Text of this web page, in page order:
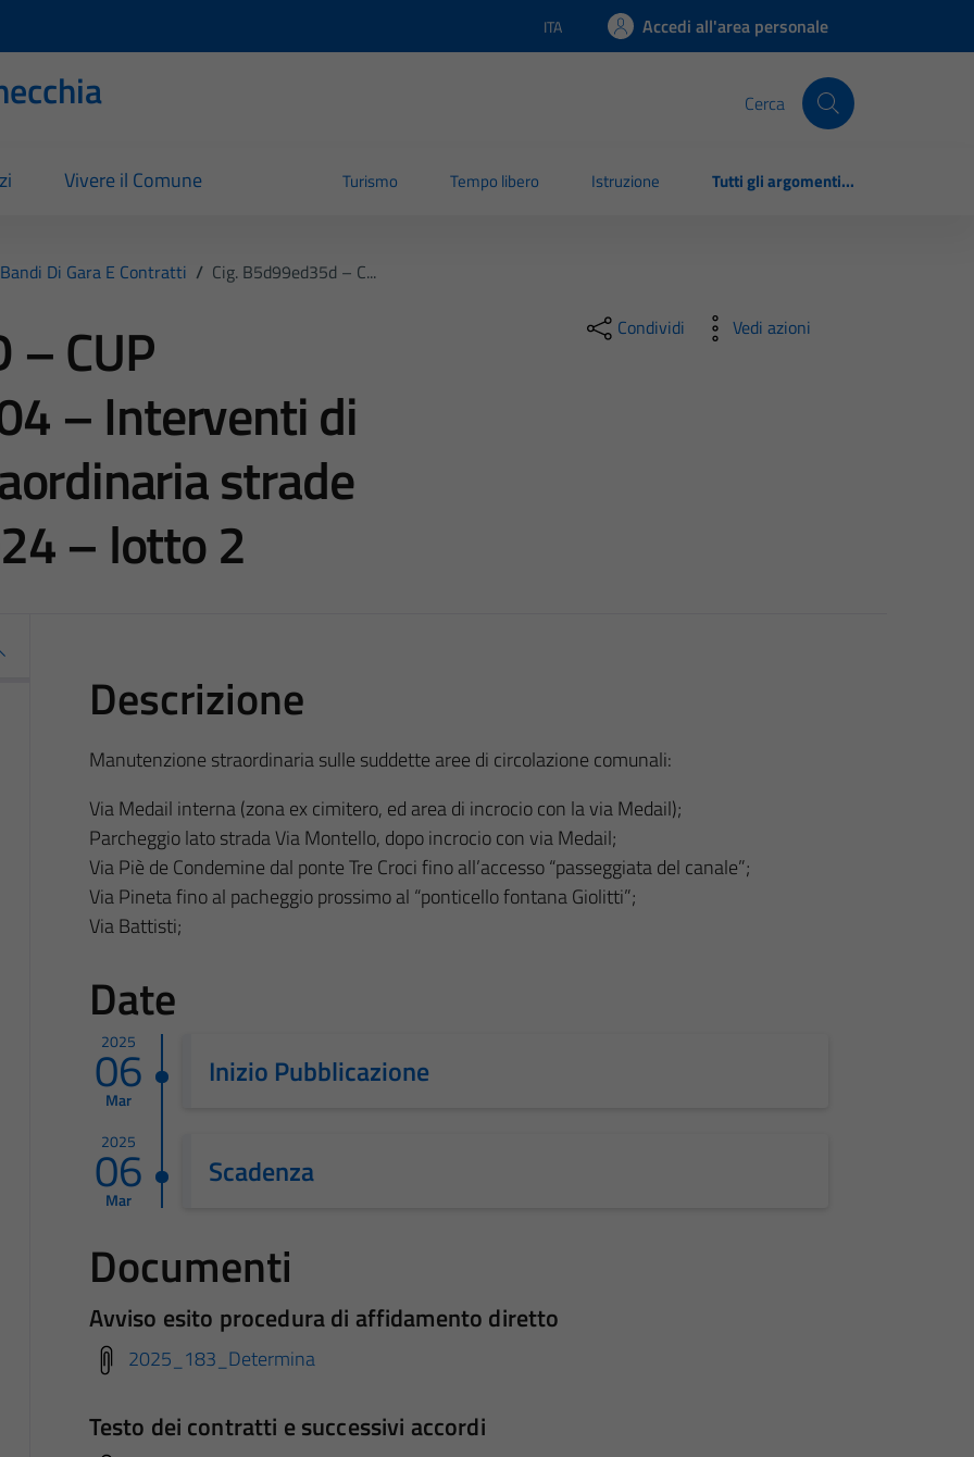
Lingua attiva:
ITA Accedi all'area personale
Cerca
Vivere il Comune Turismo Tempo libero Istruzione Tutti gli argomenti...
Bandi Di Gara E Contratti / Cig. B5d99ed35d – C...
– CUP
– Interventi di
strade
– lotto 2
Condividi Vedi azioni
Descrizione
Manutenzione straordinaria sulle suddette aree di circolazione comunali:
Via Medail interna (zona ex cimitero, ed area di incrocio con la via Medail);
Parcheggio lato strada Via Montello, dopo incrocio con via Medail;
Via Piè de Condemine dal ponte Tre Croci fino all’accesso “passeggiata del canale”;
Via Pineta fino al pacheggio prossimo al “ponticello fontana Giolitti”;
Via Battisti;
Date
2025
06
Mar
Inizio Pubblicazione
2025
06
Mar
Scadenza
Documenti
Avviso esito procedura di affidamento diretto
2025_183_Determina
Testo dei contratti e successivi accordi